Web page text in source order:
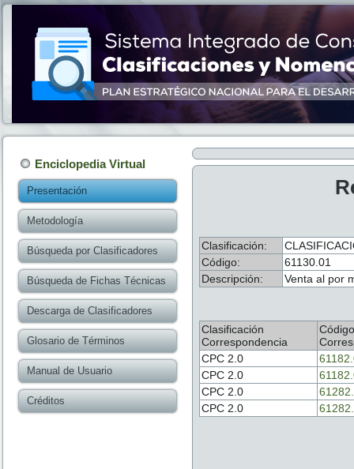
Enciclopedia Virtual
Presentación
Metodología
Búsqueda por Clasificadores
Búsqueda de Fichas Técnicas
Descarga de Clasificadores
Glosario de Términos
Manual de Usuario
Créditos
Clasificación:
Código:
61130.01
Descripción:
Venta al por
Clasificación
Correspondencia
Código
CPC 2.0
CPC 2.0
CPC 2.0
CPC 2.0